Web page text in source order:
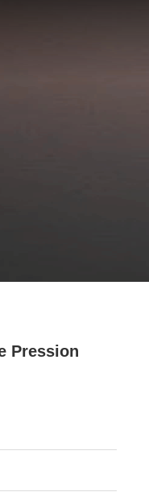
Pression